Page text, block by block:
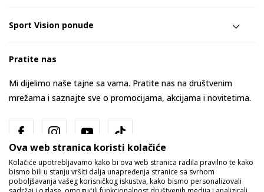
Sport Vision ponude
Pratite nas
Mi dijelimo naše tajne sa vama. Pratite nas na društvenim
mrežama i saznajte sve o promocijama, akcijama i novitetima.
Ova web stranica koristi kolačiće
Kolačiće upotrebljavamo kako bi ova web stranica radila pravilno te kako
bismo bili u stanju vršiti dalja unapređenja stranice sa svrhom
poboljšavanja vašeg korisničkog iskustva, kako bismo personalizovali